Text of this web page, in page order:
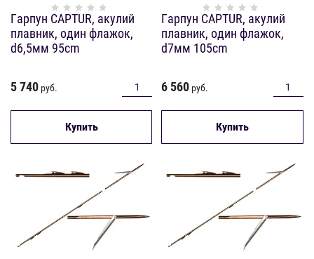
Гарпун CAPTUR, акулий
плавник, один флажок,
d6,5мм 95cm
5 740 руб.
Купить
Гарпун CAPTUR, акулий
плавник, один флажок,
d7мм 105cm
6 560 руб.
Купить